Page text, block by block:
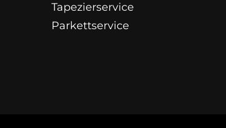
Tapezierservice
Parkettservice